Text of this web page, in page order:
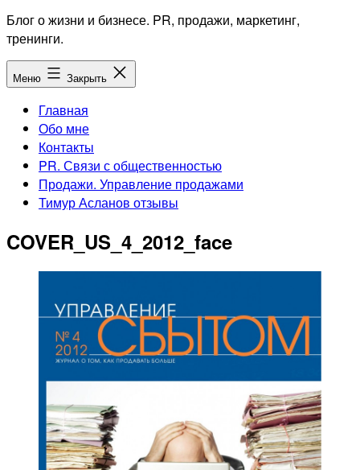
Блог о жизни и бизнесе. PR, продажи, маркетинг,
тренинги.
Меню Закрыть
Главная
Обо мне
Контакты
PR. Связи с общественностью
Продажи. Управление продажами
Тимур Асланов отзывы
COVER_US_4_2012_face